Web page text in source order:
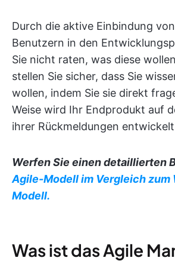
Durch die aktive Einbindung
Benutzern in den
Sie nicht raten, was diese
stellen Sie sicher, dass Sie
wollen, indem Sie sie direkt
Weise wird Ihr Endprodukt auf
ihrer Rückmeldungen
Werfen Sie einen detaillierten
Agile-Modell im Vergleich zum
Modell.
Was ist das Agile